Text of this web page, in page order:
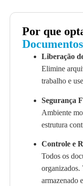
Por que
Liberação
Elimine
trabalho e
Segurança
Ambiente
estrutura
Controle e
Todos os
organizados.
armazenado